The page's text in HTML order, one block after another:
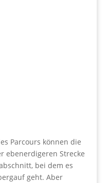
Parcours können die
ebenerdigeren Strecke
bei dem es
geht. Aber